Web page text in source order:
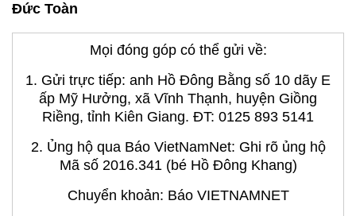
Đức Toàn
Mọi đóng góp có thể gửi về:
1. Gửi trực tiếp: anh Hồ Đông Bằng số 10 dãy E
ấp Mỹ Hưởng, xã Vĩnh Thạnh, huyện Giồng
Riềng, tỉnh Kiên Giang. ĐT: 0125 893 5141
2. Ủng hộ qua Báo VietNamNet: Ghi rõ ủng hộ
Mã số 2016.341 (bé Hồ Đông Khang)
Chuyển khoản: Báo VIETNAMNET